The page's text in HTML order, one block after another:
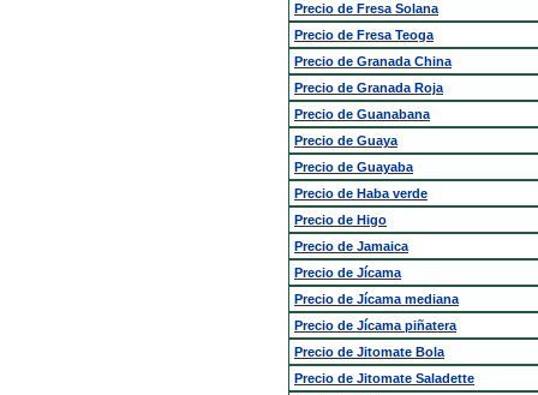
Precio de Fresa Solana
Precio de Fresa Teoga
Precio de Granada China
Precio de Granada Roja
Precio de Guanabana
Precio de Guaya
Precio de Guayaba
Precio de Haba verde
Precio de Higo
Precio de Jamaica
Precio de Jícama
Precio de Jícama mediana
Precio de Jícama piñatera
Precio de Jitomate Bola
Precio de Jitomate Saladette